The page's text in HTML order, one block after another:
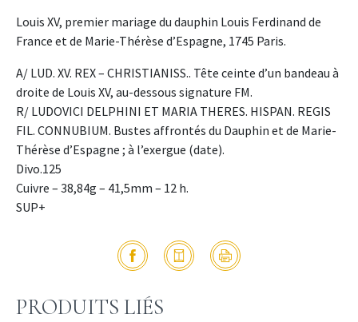
Louis XV, premier mariage du dauphin Louis Ferdinand de
France et de Marie-Thérèse d’Espagne, 1745 Paris.
A/ LUD. XV. REX – CHRISTIANISS.. Tête ceinte d’un bandeau à
droite de Louis XV, au-dessous signature FM.
R/ LUDOVICI DELPHINI ET MARIA THERES. HISPAN. REGIS
FIL. CONNUBIUM. Bustes affrontés du Dauphin et de Marie-
Thérèse d’Espagne ; à l’exergue (date).
Divo.125
Cuivre – 38,84g – 41,5mm – 12 h.
SUP+
PRODUITS LIÉS